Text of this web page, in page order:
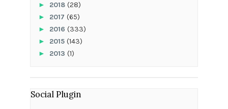
► 2018 (28)
► 2017 (65)
► 2016 (333)
► 2015 (143)
► 2013 (1)
Social Plugin